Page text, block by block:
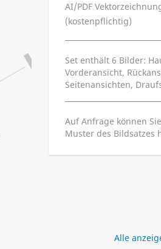
AI/PDF
(kostenpflichtig)
Set enthält 6 Bilder:
Vorderansicht,
Seitenansichten,
Auf Anfrage können
Muster des Bildsatzes
Alle